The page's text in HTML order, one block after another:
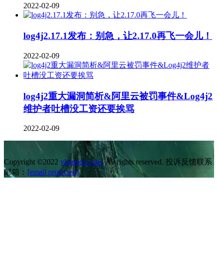
2022-02-09
log4j2.17.1发布：别急，让2.17.0再飞一会儿！
2022-02-09
log4j2重大漏洞简析&阿里云被罚事件&Log4j2
维护者吐槽没工资还要挨骂
2022-02-09
Copyright ©2022 vlambda.com. All rights reserved. 投诉反馈联系
邮箱： [email protected]